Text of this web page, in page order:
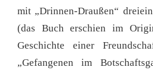
mit „Drinnen-Draußen“
(das Buch erschien im
Geschichte einer
„Gefangenen im